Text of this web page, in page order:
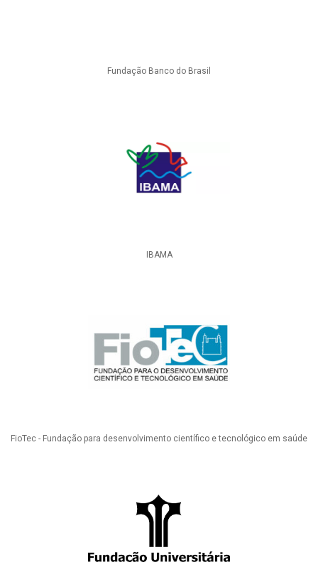
Fundação Banco do Brasil
IBAMA
FioTec - Fundação para desenvolvimento científico e tecnológico em saúde